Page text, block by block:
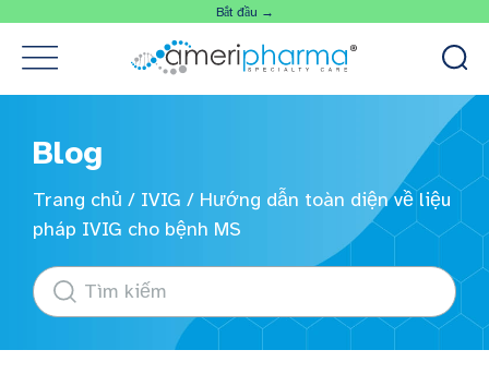
Bắt đầu →
Blog
Trang chủ / IVIG / Hướng dẫn toàn diện về liệu
pháp IVIG cho bệnh MS